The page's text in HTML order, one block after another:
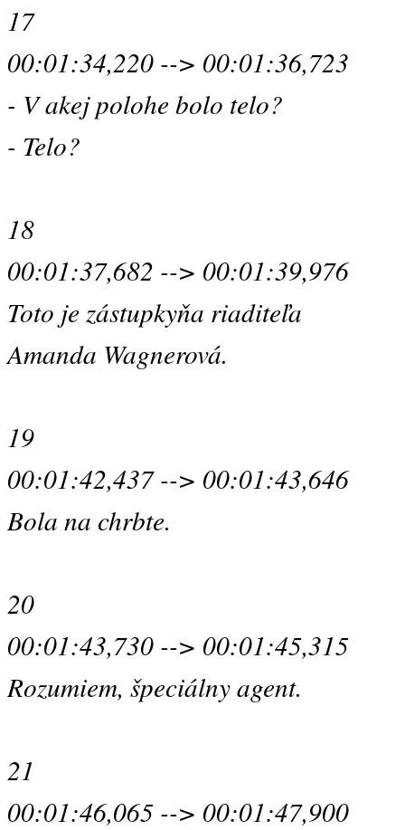
17
00:01:34,220 --> 00:01:36,723
- V akej polohe bolo telo?
- Telo?
18
00:01:37,682 --> 00:01:39,976
Toto je zástupkyňa riaditeľa
Amanda Wagnerová.
19
00:01:42,437 --> 00:01:43,646
Bola na chrbte.
20
00:01:43,730 --> 00:01:45,315
Rozumiem, špeciálny agent.
21
00:01:46,065 --> 00:01:47,900